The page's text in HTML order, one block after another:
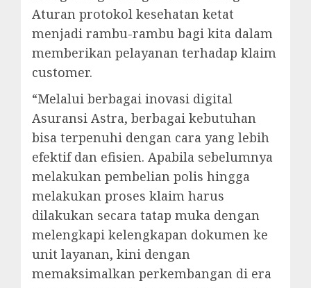
Aturan protokol kesehatan ketat
menjadi rambu-rambu bagi kita dalam
memberikan pelayanan terhadap klaim
customer.
“Melalui berbagai inovasi digital
Asuransi Astra, berbagai kebutuhan
bisa terpenuhi dengan cara yang lebih
efektif dan efisien. Apabila sebelumnya
melakukan pembelian polis hingga
melakukan proses klaim harus
dilakukan secara tatap muka dengan
melengkapi kelengkapan dokumen ke
unit layanan, kini dengan
memaksimalkan perkembangan di era